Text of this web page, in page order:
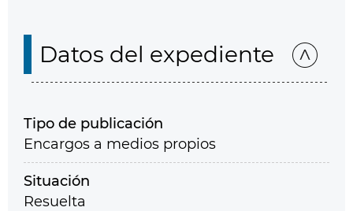
Datos del expediente
Tipo de publicación
Encargos a medios propios
Situación
Resuelta